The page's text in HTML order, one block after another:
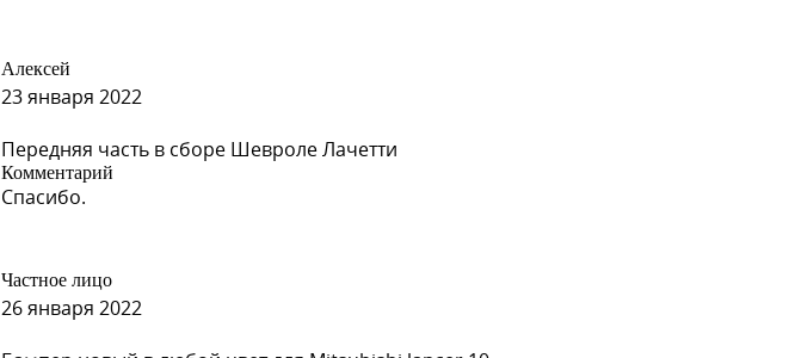
Алексей
23 января 2022
Передняя часть в сборе Шевроле Лачетти
Комментарий
Спасибо.
Частное лицо
26 января 2022